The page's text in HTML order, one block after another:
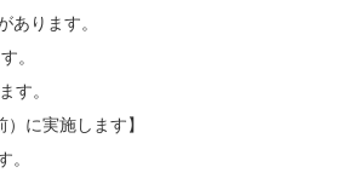
ります。
。
す。
前）に実施します】
。